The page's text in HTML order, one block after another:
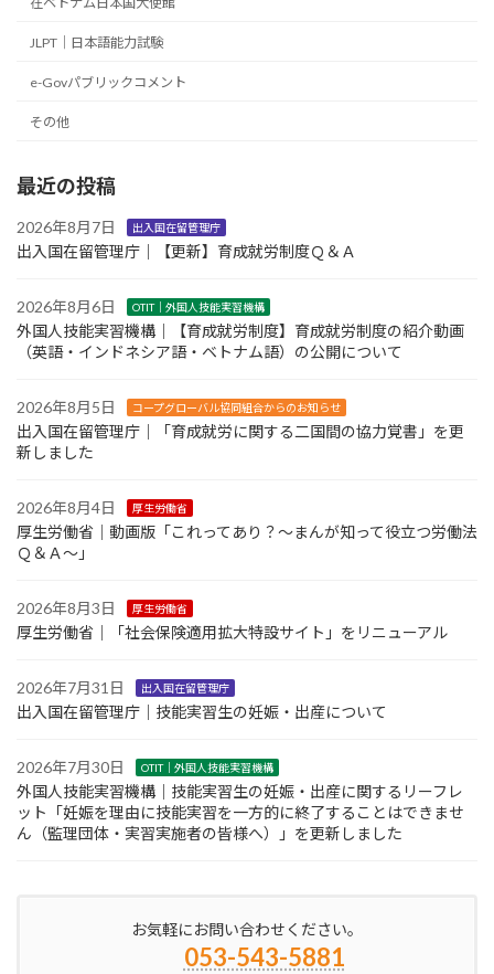
JLPT｜日本語能力試験
e-Govパブリックコメント
その他
最近の投稿
2026年8月7日 出入国在留管理庁
出入国在留管理庁｜【更新】育成就労制度Ｑ＆Ａ
2026年8月6日 OTIT｜外国人技能実習機構
外国人技能実習機構｜【育成就労制度】育成就労制度の紹介動画
（英語・インドネシア語・ベトナム語）の公開について
2026年8月5日 コープグローバル協同組合からのお知らせ
出入国在留管理庁｜「育成就労に関する二国間の協力覚書」を更
新しました
2026年8月4日 厚生労働省
厚生労働省｜動画版「これってあり？～まんが知って役立つ労働法
Ｑ＆Ａ～」
2026年8月3日 厚生労働省
厚生労働省｜「社会保険適用拡大特設サイト」をリニューアル
2026年7月31日 出入国在留管理庁
出入国在留管理庁｜技能実習生の妊娠・出産について
2026年7月30日 OTIT｜外国人技能実習機構
外国人技能実習機構｜技能実習生の妊娠・出産に関するリーフレ
ット「妊娠を理由に技能実習を一方的に終了することはできませ
ん（監理団体・実習実施者の皆様へ）」を更新しました
お気軽にお問い合わせください。
053-543-5881